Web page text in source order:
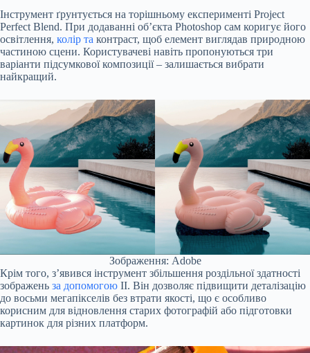
Інструмент ґрунтується на торішньому експерименті Project
Perfect Blend. При додаванні об’єкта Photoshop сам коригує його
освітлення, колір та контраст, щоб елемент виглядав природною
частиною сцени. Користувачеві навіть пропонуються три
варіанти підсумкової композиції – залишається вибрати
найкращий.
Зображення: Adobe
Крім того, з’явився інструмент збільшення роздільної здатності
зображень за допомогою ІІ. Він дозволяє підвищити деталізацію
до восьми мегапікселів без втрати якості, що є особливо
корисним для відновлення старих фотографій або підготовки
картинок для різних платформ.